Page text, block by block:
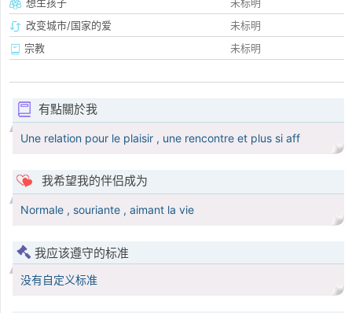
改变城市/国家的爱
未标明
宗教
未标明
有點關於我
Une relation pour le plaisir , une rencontre et plus si aff
我希望我的伴侣成为
Normale , souriante , aimant la vie
我应该遵守的标准
没有自定义标准